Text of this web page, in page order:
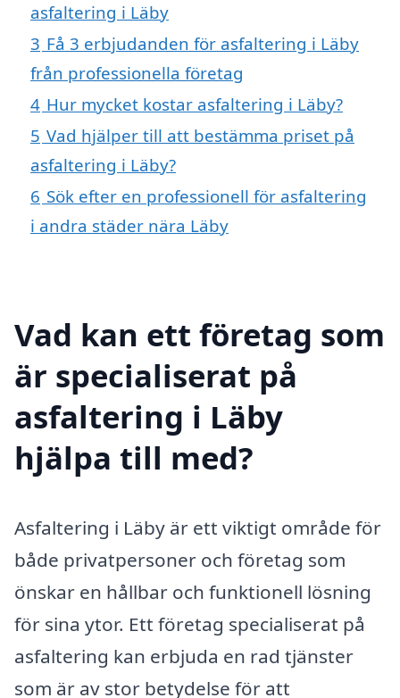
asfaltering i Läby
3 Få 3 erbjudanden för asfaltering i Läby
från professionella företag
4 Hur mycket kostar asfaltering i Läby?
5 Vad hjälper till att bestämma priset på
asfaltering i Läby?
6 Sök efter en professionell för asfaltering
i andra städer nära Läby
Vad kan ett företag som
är specialiserat på
asfaltering i Läby
hjälpa till med?
Asfaltering i Läby är ett viktigt område för
både privatpersoner och företag som
önskar en hållbar och funktionell lösning
för sina ytor. Ett företag specialiserat på
asfaltering kan erbjuda en rad tjänster
som är av stor betydelse för att